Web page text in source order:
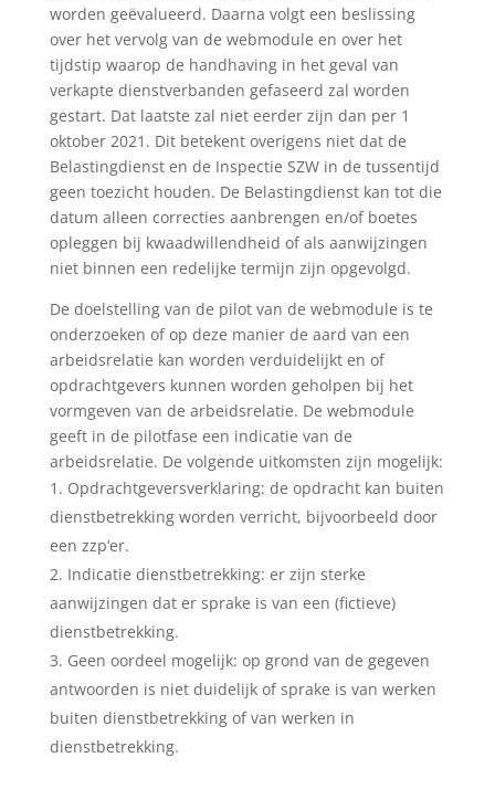
worden geëvalueerd. Daarna volgt een beslissing
over het vervolg van de webmodule en over het
tijdstip waarop de handhaving in het geval van
verkapte dienstverbanden gefaseerd zal worden
gestart. Dat laatste zal niet eerder zijn dan per 1
oktober 2021. Dit betekent overigens niet dat de
Belastingdienst en de Inspectie SZW in de tussentijd
geen toezicht houden. De Belastingdienst kan tot die
datum alleen correcties aanbrengen en/of boetes
opleggen bij kwaadwillendheid of als aanwijzingen
niet binnen een redelijke termijn zijn opgevolgd.
De doelstelling van de pilot van de webmodule is te
onderzoeken of op deze manier de aard van een
arbeidsrelatie kan worden verduidelijkt en of
opdrachtgevers kunnen worden geholpen bij het
vormgeven van de arbeidsrelatie. De webmodule
geeft in de pilotfase een indicatie van de
arbeidsrelatie. De volgende uitkomsten zijn mogelijk:
Opdrachtgeversverklaring: de opdracht kan buiten
dienstbetrekking worden verricht, bijvoorbeeld door
een zzp‘er.
Indicatie dienstbetrekking: er zijn sterke
aanwijzingen dat er sprake is van een (fictieve)
dienstbetrekking.
Geen oordeel mogelijk: op grond van de gegeven
antwoorden is niet duidelijk of sprake is van werken
buiten dienstbetrekking of van werken in
dienstbetrekking.